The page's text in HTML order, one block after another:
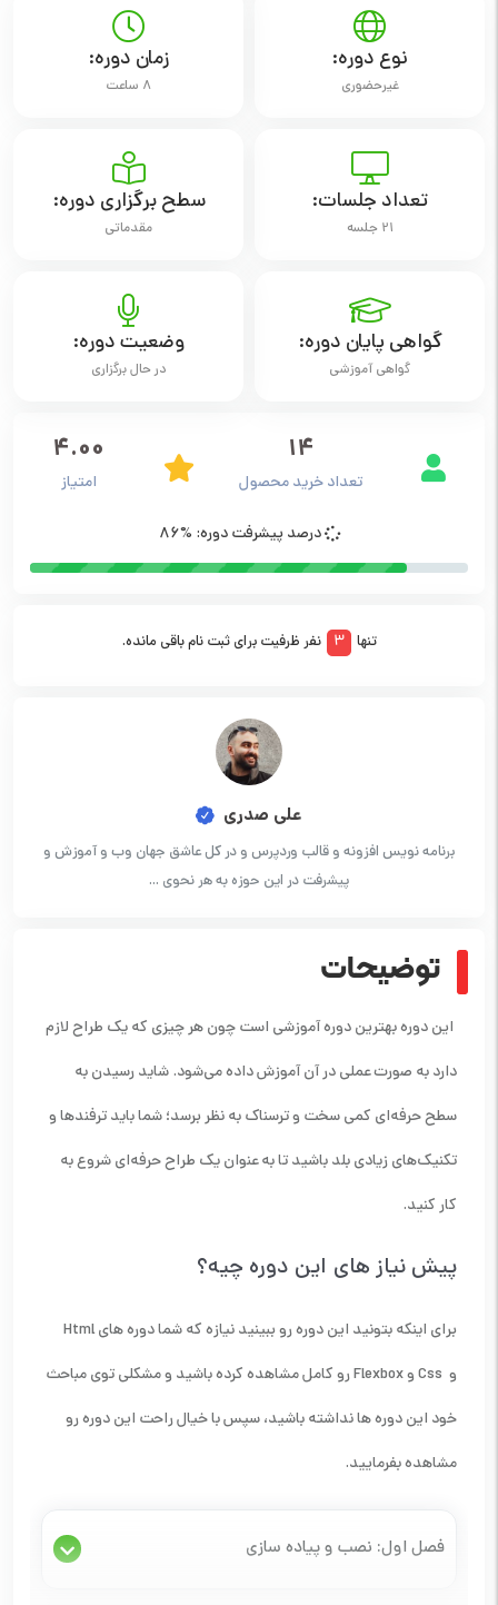
نوع دوره:
غیرحضوری
زمان دوره:
8 ساعت
تعداد جلسات:
21 جلسه
سطح برگزاری دوره:
مقدماتی
گواهی پایان دوره:
گواهی آموزشی
وضعیت دوره:
در حال برگزاری
14
تعداد خرید محصول
4.00
امتیاز
درصد پیشرفت دوره: %86
تنها 3 نفر ظرفیت برای ثبت نام باقی مانده.
علی صدری
برنامه نویس افزونه و قالب وردپرس و در کل عاشق جهان وب و آموزش و
پیشرفت در این حوزه به هر نحوی ...
توضیحات
این دوره بهترین دوره آموزشی است چون هر چیزی که یک طراح لازم
دارد به صورت عملی در آن آموزش داده می‌شود. شاید رسیدن به
سطح حرفه‌ای کمی سخت و ترسناک به نظر برسد؛ شما باید ترفندها و
تکنیک‌های زیادی بلد باشید تا به عنوان یک طراح حرفه‌ای شروع به
کار کنید.
پیش نیاز های این دوره چیه؟
برای اینکه بتونید این دوره رو ببینید نیازه که شما دوره های Html
و Css و Flexbox رو کامل مشاهده کرده باشید و مشکلی توی مباحث
خود این دوره ها نداشته باشید، سپس با خیال راحت این دوره رو
مشاهده بفرمایید.
فصل اول: نصب و پیاده سازی